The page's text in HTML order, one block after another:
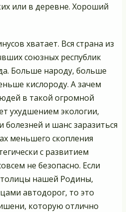
или в деревне. Хороший
хватает. Вся страна из
союзных республик
Больше народу, больше
кислороду. А зачем
в такой огромной
ухудшением экологии,
и шанс заразиться
меньшего скопления
с развитием
не безопасно. Если
нашей Родины,
автодорог, то это
которую отлично